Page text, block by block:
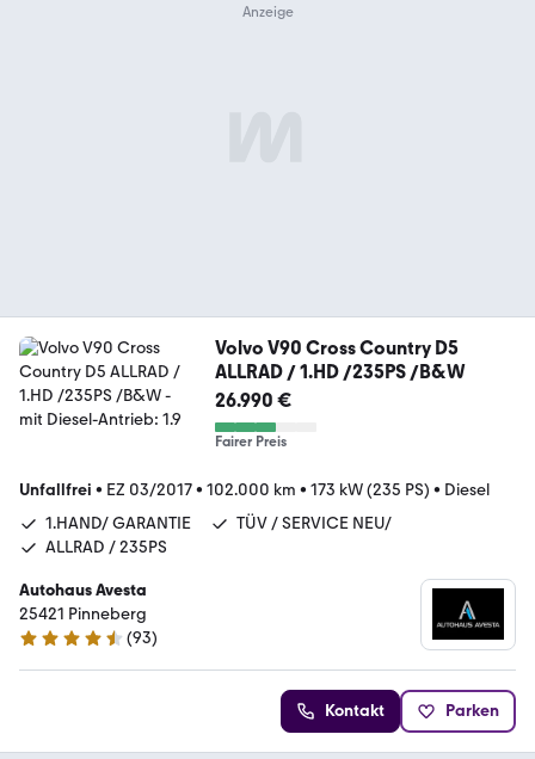
Volvo V90 Cross Country D5
ALLRAD / 1.HD /235PS /B&W
26.990 €
Fairer Preis
Unfallfrei • EZ 03/2017• 102.000 km • 173 kW (235 PS) • Diesel
1.HAND/ GARANTIE
TÜV / SERVICE NEU/
ALLRAD / 235PS
Autohaus Avesta
25421 Pinneberg
4.6 Sterne
(93)
Kontakt Parken